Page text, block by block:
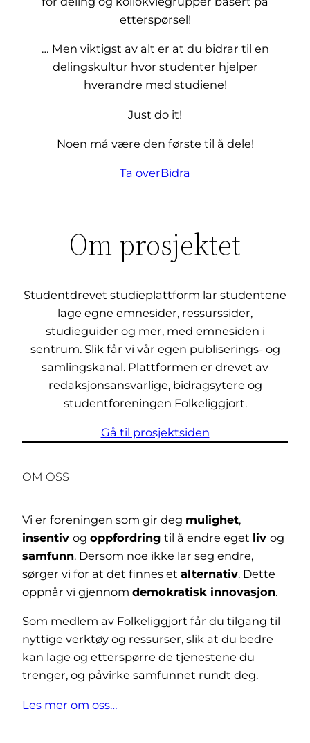
etterspørsel!
… Men viktigst av alt er at du bidrar til en
delingskultur hvor studenter hjelper
hverandre med studiene!
Just do it!
Noen må være den første til å dele!
Ta overBidra
Om prosjektet
Studentdrevet studieplattform lar studentene
lage egne emnesider, ressurssider,
studieguider og mer, med emnesiden i
sentrum. Slik får vi vår egen publiserings- og
samlingskanal. Plattformen er drevet av
redaksjonsansvarlige, bidragsytere og
studentforeningen Folkeliggjort.
Gå til prosjektsiden
OM OSS
Vi er foreningen som gir deg mulighet,
insentiv og oppfordring til å endre eget liv og
samfunn. Dersom noe ikke lar seg endre,
sørger vi for at det finnes et alternativ. Dette
oppnår vi gjennom demokratisk innovasjon.
Som medlem av Folkeliggjort får du tilgang til
nyttige verktøy og ressurser, slik at du bedre
kan lage og etterspørre de tjenestene du
trenger, og påvirke samfunnet rundt deg.
Les mer om oss…